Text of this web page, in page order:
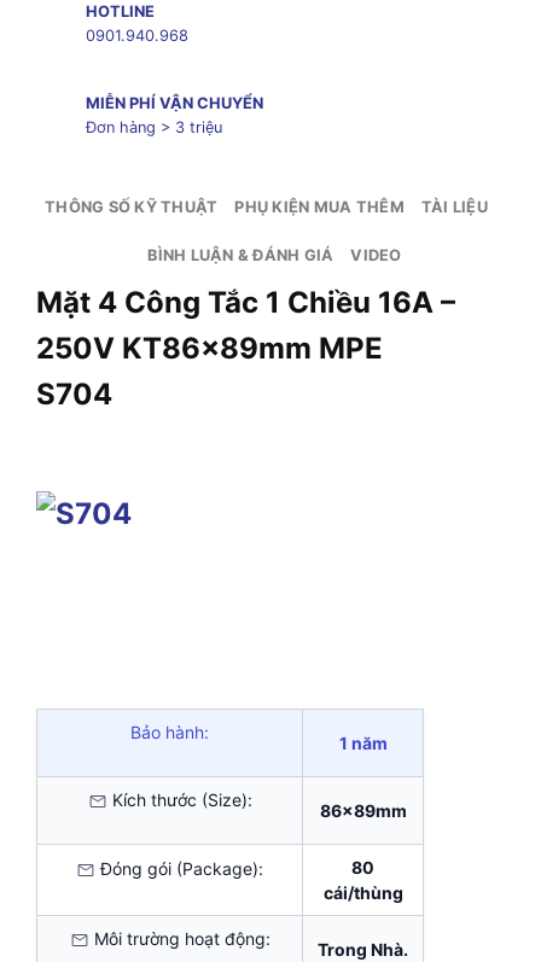
HOTLINE
0901.940.968
MIỄN PHÍ VẬN CHUYỂN
Đơn hàng > 3 triệu
THÔNG SỐ KỸ THUẬT PHỤ KIỆN MUA THÊM TÀI LIỆU
BÌNH LUẬN & ĐÁNH GIÁ VIDEO
Mặt 4 Công Tắc 1 Chiều 16A –
250V KT86x89mm MPE
S704
Bảo hành:
1 năm
Kích thước (Size):
86x89mm
Đóng gói (Package):
80
cái/thùng
Môi trường hoạt động:
Trong Nhà.